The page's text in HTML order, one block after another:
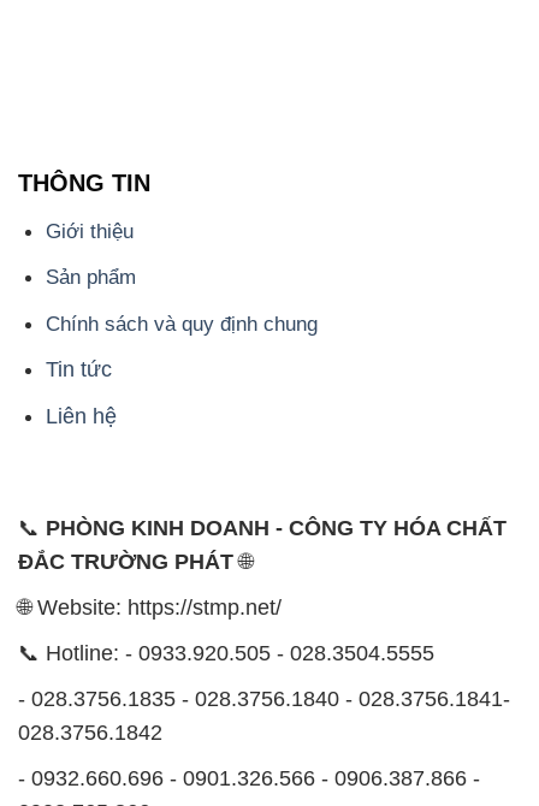
THÔNG TIN
Giới thiệu
Sản phẩm
Chính sách và quy định chung
Tin tức
Liên hệ
📞 PHÒNG KINH DOANH - CÔNG TY HÓA CHẤT
ĐẮC TRƯỜNG PHÁT🌐
🌐 Website: https://stmp.net/
📞 Hotline: - 0933.920.505 - 028.3504.5555
- 028.3756.1835 - 028.3756.1840 - 028.3756.1841-
028.3756.1842
- 0932.660.696 - 0901.326.566 - 0906.387.866 -